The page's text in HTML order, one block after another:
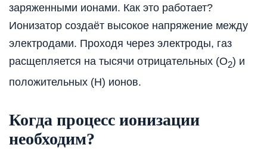
заряженными ионами. Как это работает?
Ионизатор создаёт высокое напряжение между
электродами. Проходя через электроды, газ
расщепляется на тысячи отрицательных (О2) и
положительных (Н) ионов.
Когда процесс ионизации
необходим?